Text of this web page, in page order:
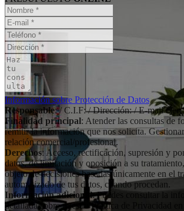
Información sobre Protección de Datos
Responsable: / C.I.F: / Dirección: / E-mail
Finalidad principal: Atender las consultas de
remitir la información que nos solicita.
relación comercial/profesional.
Derechos: Acceso, rectificación, supresión y
datos, de limitación y oposición a su
objeto de decisiones basadas únicamente en el
automatizado de tus datos, cuando procedan.
Información adicional: Puedes consultar la
detallada sobre nuestra Política de Privacidad en